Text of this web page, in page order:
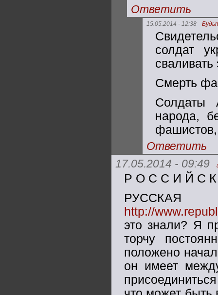
Ответить
15.05.2014 - 12:38
солдат
Смерть
Солдаты
народа,
фашистов,
Ответить
17.05.2014 - 09:49
Р О С С И Й С
http://
это знали? Я
торчу
положено
он имеет